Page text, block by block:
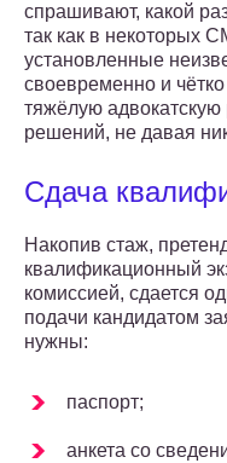
спрашивают, какой
так как в некоторых
установленные
своевременно и
тяжёлую
решений, не давая
Сдача
Накопив стаж,
квалификационный
комиссией, сдается
подачи кандидатом
нужны:
паспорт;
анкета со